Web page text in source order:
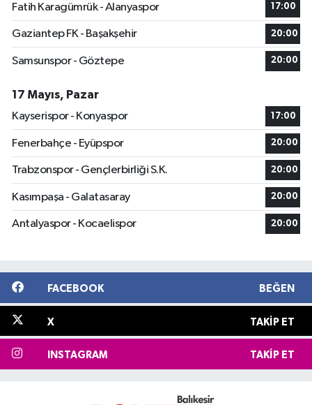
Fatih Karagümrük - Alanyaspor
17:00
Gaziantep FK - Başakşehir 20:00
Samsunspor - Göztepe 20:00
17 Mayıs, Pazar
Kayserispor - Konyaspor
17:00
Fenerbahçe - Eyüpspor 20:00
Trabzonspor - Gençlerbirliği S.K. 20:00
Kasımpaşa - Galatasaray 20:00
Antalyaspor - Kocaelispor 20:00
FACEBOOK BEĞEN
X TAKIP ET
INSTAGRAM TAKIP ET